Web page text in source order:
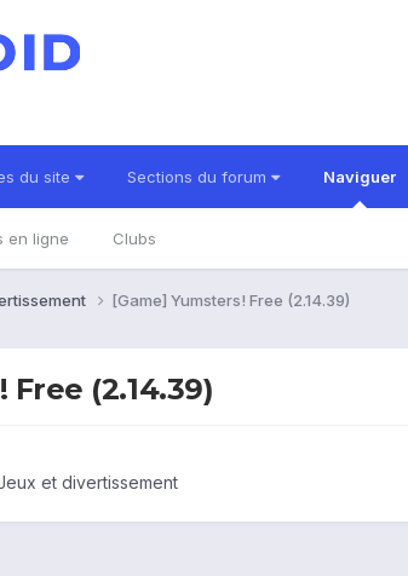
du site Sections du forum Naviguer
en ligne Clubs
[Game] Yumsters! Free (2.14.39)
(2.14.39)
et divertissement